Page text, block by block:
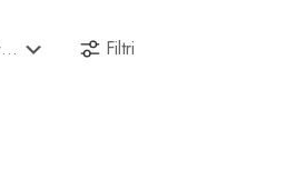
Filtri